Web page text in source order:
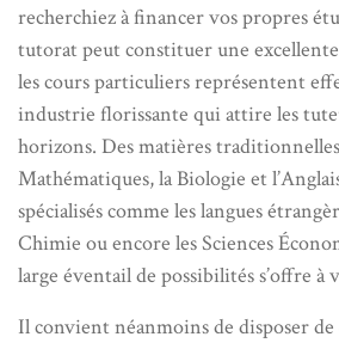
recherchiez à financer vos propres
tutorat peut constituer une
les cours particuliers représentent
industrie florissante qui attire les
horizons. Des matières
Mathématiques, la Biologie et
spécialisés comme les langues
Chimie ou encore les Sciences
large éventail de possibilités s’offre à
Il convient néanmoins de disposer de